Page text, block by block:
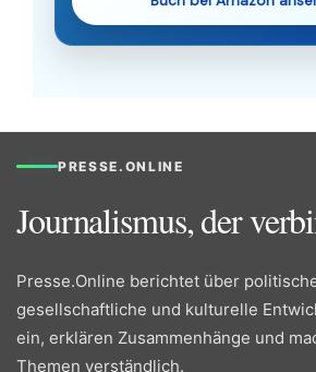
PRESSE.ONLINE
Journalismus, der
Presse.Online berichtet über
gesellschaftliche und kulturelle
ein, erklären Zusammenhänge und
Themen verständlich.